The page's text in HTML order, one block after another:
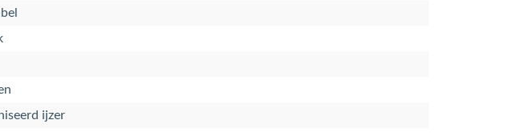
ijzer